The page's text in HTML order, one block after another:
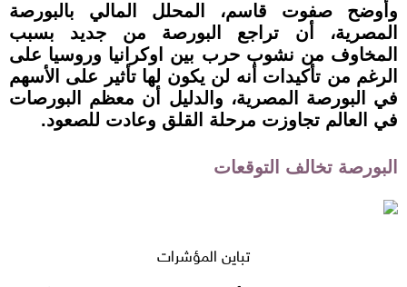
وأوضح صفوت قاسم، المحلل المالي بالبورصة
المصرية، أن تراجع البورصة من جديد بسبب
المخاوف من نشوب حرب بين اوكرانيا وروسيا على
الرغم من تأكيدات أنه لن يكون لها تأثير على الأسهم
في البورصة المصرية، والدليل أن معظم البورصات
في العالم تجاوزت مرحلة القلق وعادت للصعود.
البورصة تخالف التوقعات
تباين المؤشرات